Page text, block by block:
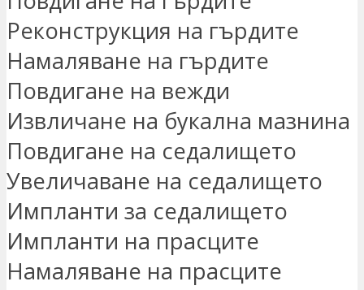
Реконструкция на гърдите
Намаляване на гърдите
Повдигане на вежди
Извличане на букална мазнина
Повдигане на седалището
Увеличаване на седалището
Импланти за седалището
Импланти на прасците
Намаляване на прасците